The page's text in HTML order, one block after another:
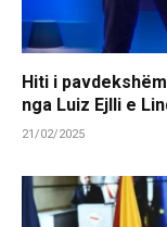
Hiti i
nga Luiz Ejlli e
21/02/2025